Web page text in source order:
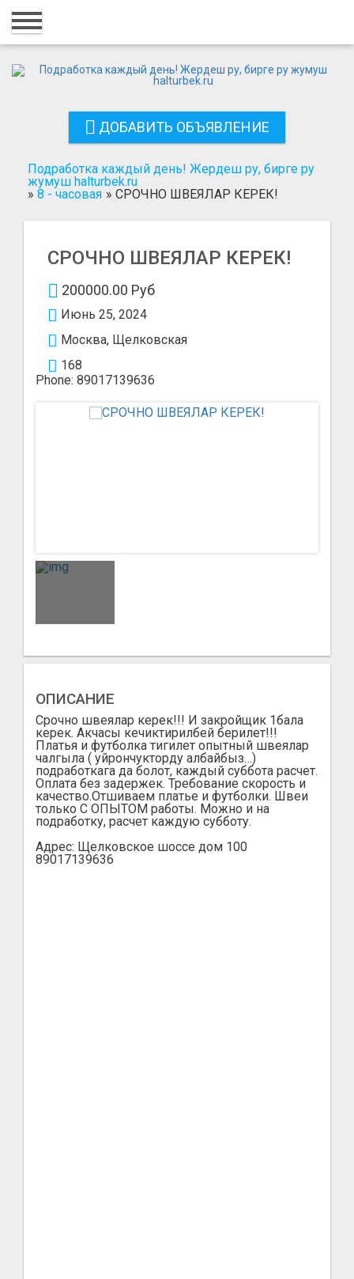
Главная
Добавить объявление
Поиск
ДОБАВИТЬ ОБЪЯВЛЕНИЕ
Подработка каждый день! Жердеш ру, бирге ру
жумуш halturbek.ru
» 8 - часовая » СРОЧНО ШВЕЯЛАР КЕРЕК!
СРОЧНО ШВЕЯЛАР КЕРЕК!
200000.00 Руб
Июнь 25, 2024
Москва, Щелковская
168
Phone: 89017139636
ОПИСАНИЕ
Срочно швеялар керек!!! И закройщик 1бала
керек. Акчасы кечиктирилбей берилет!!!
Платья и футболка тигилет опытный швеялар
чалгыла ( уйрончукторду албайбыз…)
подработкага да болот, каждый суббота расчет.
Оплата без задержек. Требование скорость и
качество.Отшиваем платье и футболки. Швеи
только С ОПЫТОМ работы. Можно и на
подработку, расчет каждую субботу.
Адрес: Щелковское шоссе дом 100
89017139636